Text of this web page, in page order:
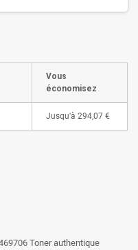
Vous
économisez
Jusqu'à 294,07 €
Toner authentique